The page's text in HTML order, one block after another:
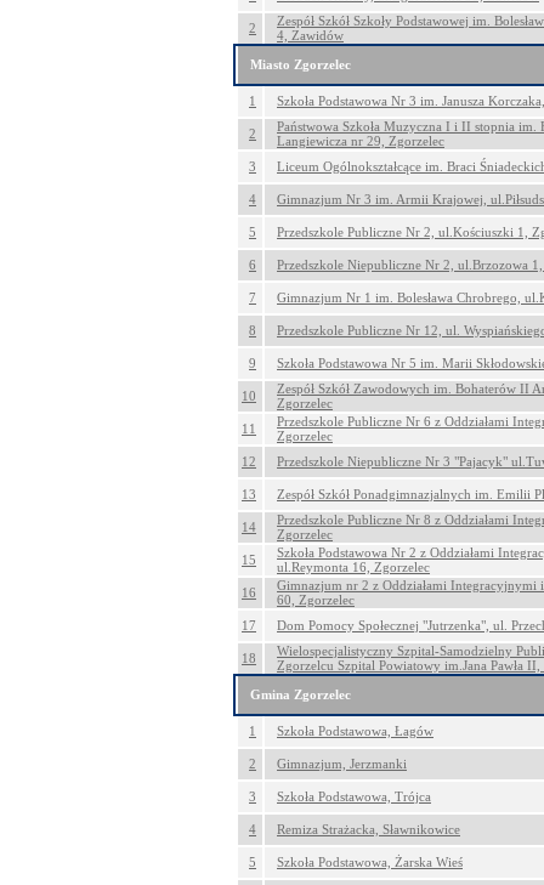
2
Zespół Szkół Szkoły Podstawowej im.
4, Zawidów
Miasto Zgorzelec
1 Szkoła Podstawowa Nr 3 im. Janusza
2
Państwowa Szkoła Muzyczna I i II stopnia
Langiewicza nr 29, Zgorzelec
3
Liceum Ogólnokształcące im. Braci
4 Gimnazjum Nr 3 im. Armii Krajowej,
5 Przedszkole Publiczne Nr 2, ul.Kościuszki 1,
6 Przedszkole Niepubliczne Nr 2, ul.Brzozowa
7 Gimnazjum Nr 1 im. Bolesława Chrobrego,
8 Przedszkole Publiczne Nr 12, ul.
9 Szkoła Podstawowa Nr 5 im. Marii
10
Zespół Szkół Zawodowych im. Bohaterów II
Zgorzelec
11
Przedszkole Publiczne Nr 6 z Oddziałami
Zgorzelec
12
Przedszkole Niepubliczne Nr 3 "Pajacyk"
13 Zespół Szkół Ponadgimnazjalnych im. Emilii
14
Przedszkole Publiczne Nr 8 z Oddziałami
Zgorzelec
15
Szkoła Podstawowa Nr 2 z Oddziałami
ul.Reymonta 16, Zgorzelec
16
Gimnazjum nr 2 z Oddziałami Integracyjnymi
60, Zgorzelec
17
Dom Pomocy Społecznej "Jutrzenka", ul.
18
Wielospecjalistyczny Szpital-Samodzielny
Zgorzelcu Szpital Powiatowy im.Jana Pawła
Gmina Zgorzelec
1 Szkoła Podstawowa, Łagów
2 Gimnazjum, Jerzmanki
3 Szkoła Podstawowa, Trójca
4 Remiza Strażacka, Sławnikowice
5 Szkoła Podstawowa, Żarska Wieś